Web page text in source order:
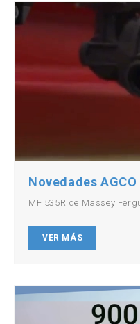
Novedades AGCO
MF 535R de Massey
VER MÁS